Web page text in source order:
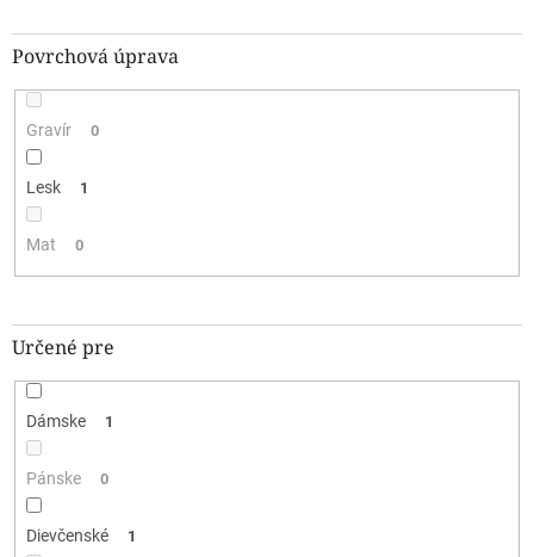
Povrchová úprava
Gravír 0
Lesk 1
Mat 0
Určené pre
Dámske 1
Pánske 0
Dievčenské 1